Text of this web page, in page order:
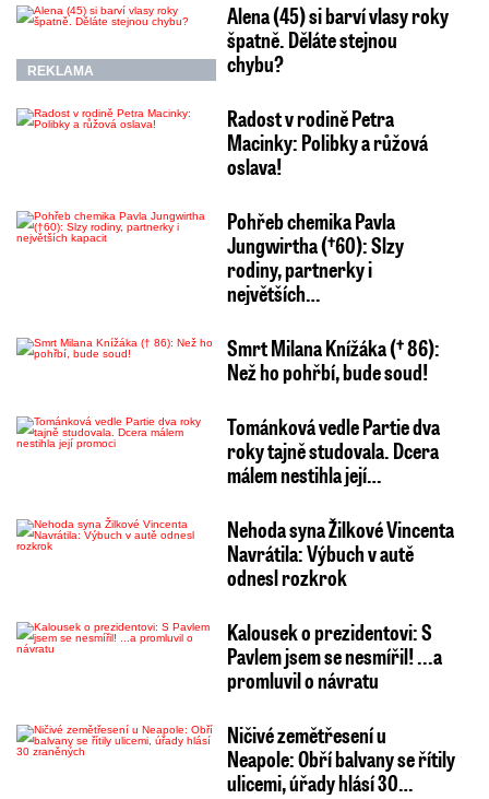
REKLAMA
Alena (45) si barví vlasy roky
špatně. Děláte stejnou
chybu?
Radost v rodině Petra
Macinky: Polibky a růžová
oslava!
Pohřeb chemika Pavla
Jungwirtha (†60): Slzy
rodiny, partnerky i
největších…
Smrt Milana Knížáka († 86):
Než ho pohřbí, bude soud!
Tománková vedle Partie dva
roky tajně studovala. Dcera
málem nestihla její…
Nehoda syna Žilkové Vincenta
Navrátila: Výbuch v autě
odnesl rozkrok
Kalousek o prezidentovi: S
Pavlem jsem se nesmířil! ...a
promluvil o návratu
Ničivé zemětřesení u
Neapole: Obří balvany se řítily
ulicemi, úřady hlásí 30…